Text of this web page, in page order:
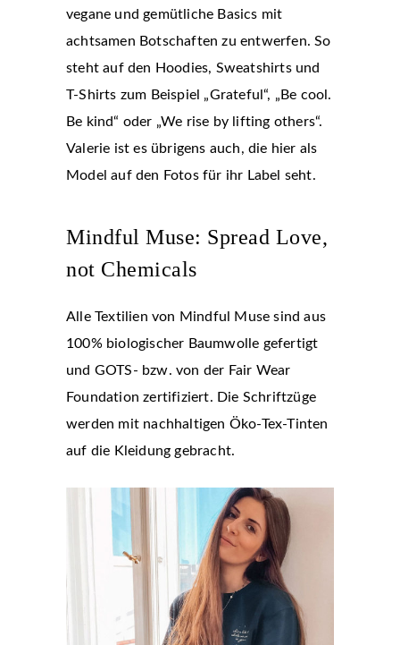
vegane und gemütliche Basics mit
achtsamen Botschaften zu entwerfen. So
steht auf den Hoodies, Sweatshirts und
T-Shirts zum Beispiel „Grateful“, „Be cool.
Be kind“ oder „We rise by lifting others“.
Valerie ist es übrigens auch, die hier als
Model auf den Fotos für ihr Label seht.
Mindful Muse: Spread Love,
not Chemicals
Alle Textilien von Mindful Muse sind aus
100% biologischer Baumwolle gefertigt
und GOTS- bzw. von der Fair Wear
Foundation zertifiziert. Die Schriftzüge
werden mit nachhaltigen Öko-Tex-Tinten
auf die Kleidung gebracht.